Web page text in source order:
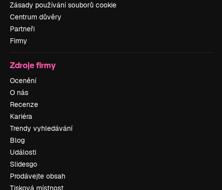
Zásady používání souborů cookie
Centrum důvěry
Partneři
Firmy
Zdroje firmy
Ocenění
O nás
Recenze
Kariéra
Trendy vyhledávání
Blog
Události
Slidesgo
Prodávejte obsah
Tisková místnost